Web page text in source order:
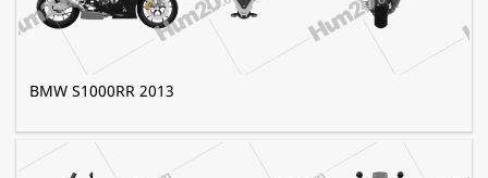
BMW S1000RR 2013